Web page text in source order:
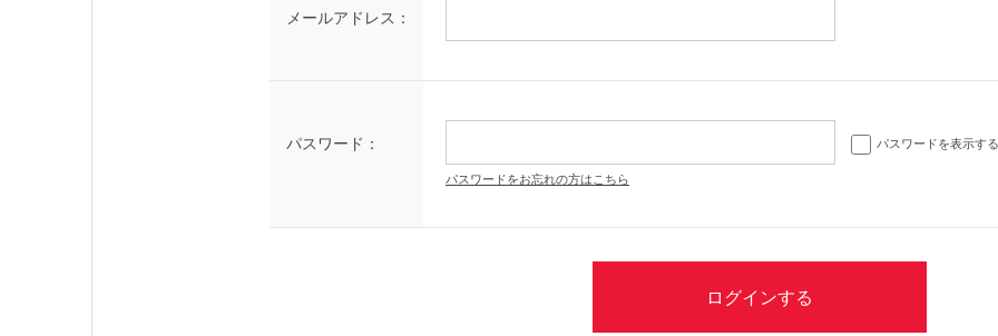
メールアドレス：
パスワード： パスワードを表示する
パスワードをお忘れの方はこちら